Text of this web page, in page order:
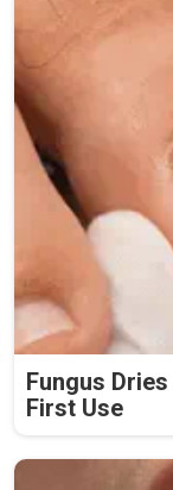
Fungus
First Use